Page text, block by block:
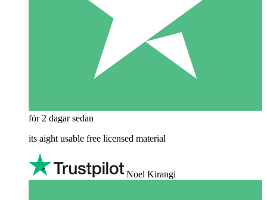
för 2 dagar sedan
its aight usable free licensed material
Noel Kirangi